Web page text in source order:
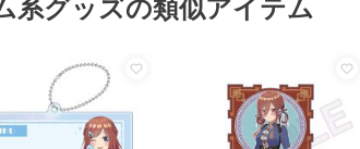
系グッズの類似アイテム